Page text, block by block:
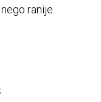
ranije.